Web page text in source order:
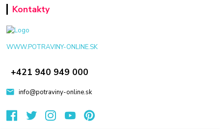
Kontakty
WWW.POTRAVINY-ONLINE.SK
+421 940 949 000
info@potraviny-online.sk